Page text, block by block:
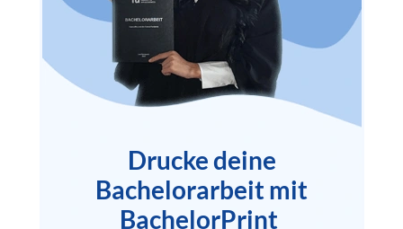
Drucke deine
Bachelorarbeit mit
BachelorPrint